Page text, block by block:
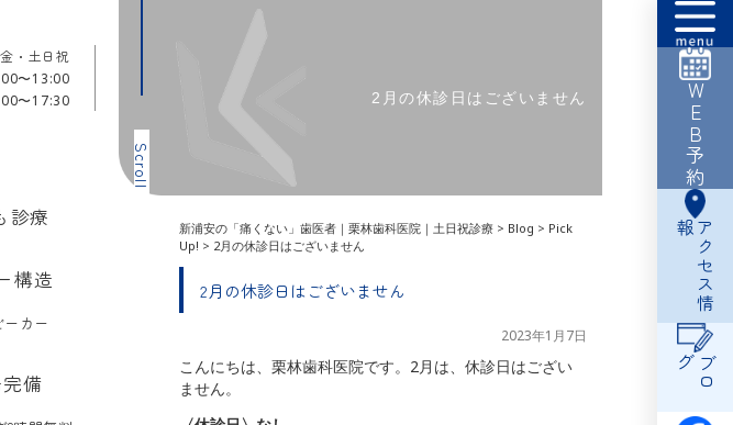
・土日祝
〜13:00
〜17:30
診療
構造
カー
備
WEB予約
ア
ク
セ
ス
情
報
ブ
ロ
グ
Scroll
2月の休診日はございません
新浦安の「痛くない」歯医者｜栗林歯科医院｜土日祝診療 > Blog > Pick
Up! > 2月の休診日はございません
2月の休診日はございません
2023年1月7日
こんにちは、栗林歯科医院です。2月は、休診日はござい
ません。